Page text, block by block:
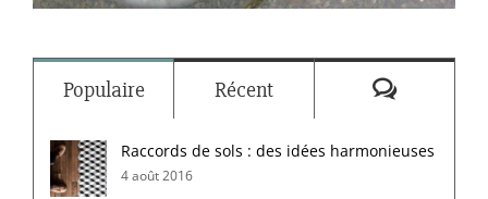
Populaire Récent
Raccords de sols : des idées harmonieuses
4 août 2016